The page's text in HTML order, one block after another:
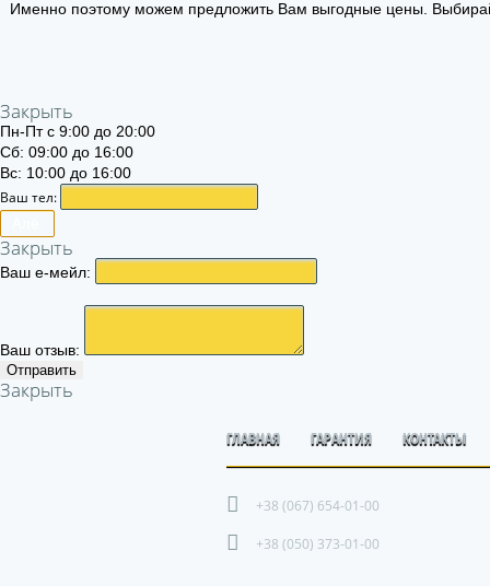
Именно поэтому можем предложить Вам выгодные цены.
Закрыть
Пн-Пт с 9:00 до 20:00
Сб: 09:00 до 16:00
Вс: 10:00 до 16:00
Ваш тел:
Закрыть
Ваш е-мейл:
Ваш отзыв:
Отправить
Закрыть
ГЛАВНАЯ ГАРАНТИЯ КОНТАКТЫ
+38 (067) 654-01-00
+38 (050) 373-01-00